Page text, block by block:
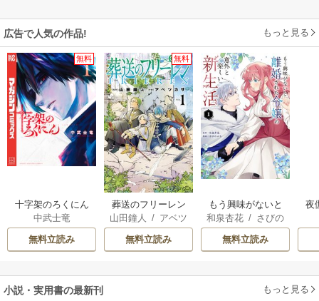
広告で人気の作品! もっと見る
無料
十字架のろくにん
中武士竜
無料立読み
無料
葬送のフリーレン
山田鐘人 / アベツ
カサ
無料立読み
もう興味がないと
離婚された令嬢の
意外と楽しい新生
活
和泉杏花 / さびの
ぶち
無料立読み
夜
小説・実用書の最新刊 もっと見る